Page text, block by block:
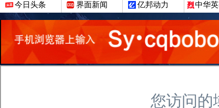
今日头条 界面新闻 亿邦动力 中华